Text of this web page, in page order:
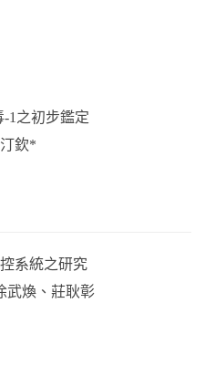
1之初步鑑定
欽*
系統之研究
武煥、莊耿彰